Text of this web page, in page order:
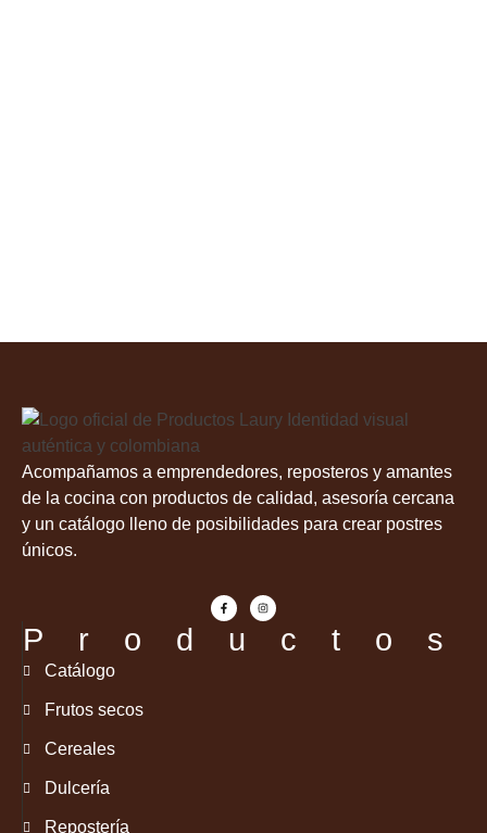
Acompañamos a emprendedores, reposteros y amantes
de la cocina con productos de calidad, asesoría cercana
y un catálogo lleno de posibilidades para crear postres
únicos.
Productos
Catálogo
Frutos secos
Cereales
Dulcería
Repostería